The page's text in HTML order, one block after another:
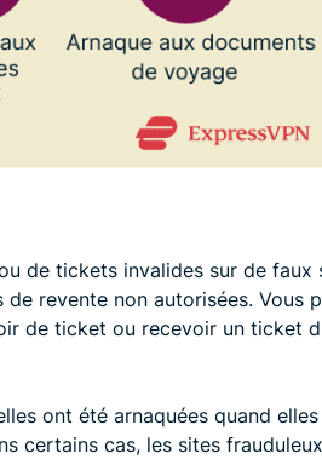
de tickets invalides sur de faux
revente non autorisées. Vous
de ticket ou recevoir un ticket
ont été arnaquées quand elles
certains cas, les sites frauduleux